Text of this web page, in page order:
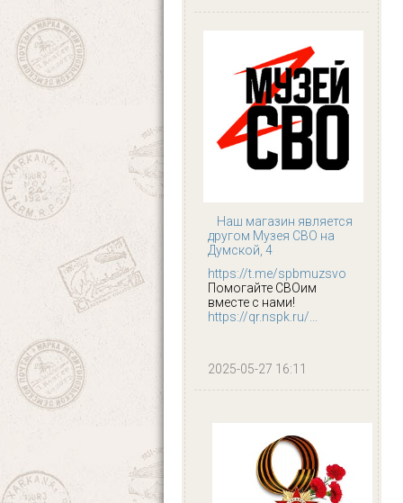
Наш магазин является
другом Музея СВО на
Думской, 4
https://t.me/spbmuzsvo
Помогайте СВОим
вместе с нами!
https://qr.nspk.ru/...
2025-05-27 16:11